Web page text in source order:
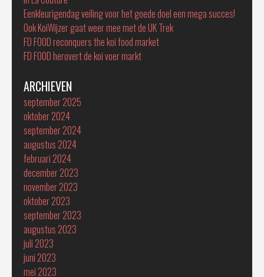
Eenkleurigendag veiling voor het goede doel een mega succes!
Ook KoiWijzer gaat weer mee met de UK Trek
FD FOOD reconquers the koi food market
FD FOOD herovert de koi voer markt
ARCHIEVEN
september 2025
oktober 2024
september 2024
augustus 2024
februari 2024
december 2023
november 2023
oktober 2023
september 2023
augustus 2023
juli 2023
juni 2023
mei 2023